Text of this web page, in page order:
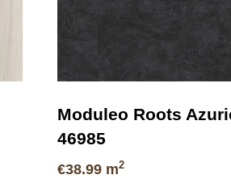
Moduleo Roots
46985
€38.99m2